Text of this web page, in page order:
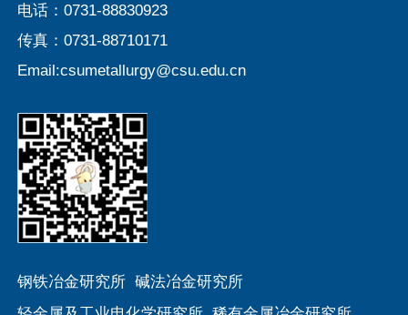
电话：0731-88830923
传真：0731-88710171
Email:csumetallurgy@csu.edu.cn
钢铁冶金研究所 碱法冶金研究所